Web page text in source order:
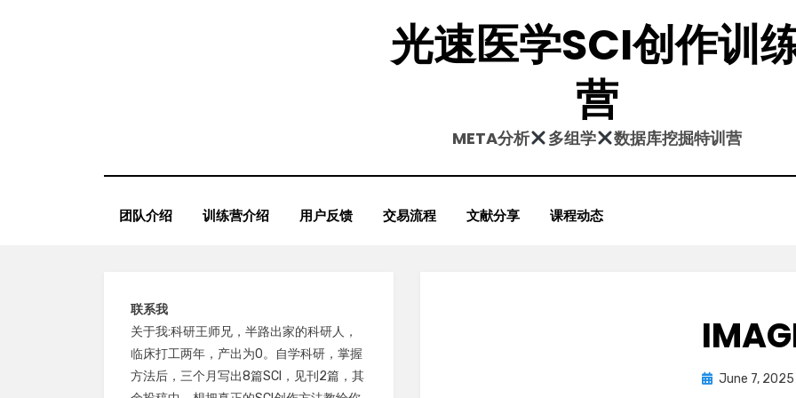
光速医学SCI创作训
营
META分析 多组学 数据库挖掘特训营
团队介绍 训练营介绍 用户反馈 交易流程 文献分享 课程动态
Posted
June 7, 2025
联系我
关于我:科研王师兄，半路出家的科研人，
临床打工两年，产出为0。自学科研，掌握
方法后，三个月写出8篇SCI，见刊2篇，其